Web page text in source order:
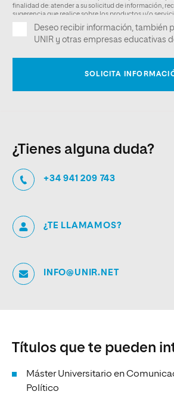
¿Tienes alguna duda?
+34 941 209 743
¿TE LLAMAMOS?
INFO@UNIR.NET
Títulos que te pueden
Máster Universitario en
Político